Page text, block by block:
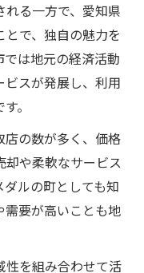
る一方で、愛知県
で、独自の魅力を
は地元の経済活動
スが発展し、利用
。
の数が多く、価格
却や柔軟なサービス
ルの町としても知
需要が高いことも地
性を組み合わせて活